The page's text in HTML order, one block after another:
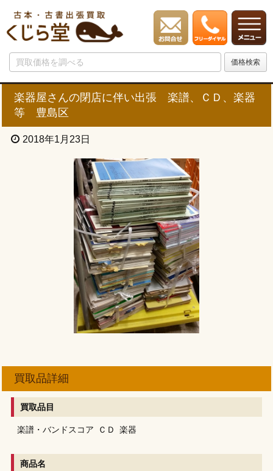
楽器屋さんの閉店に伴い出張 楽譜、ＣＤ、楽器
等 豊島区
2018年1月23日
買取品詳細
買取品目
楽譜・バンドスコア ＣＤ 楽器
商品名